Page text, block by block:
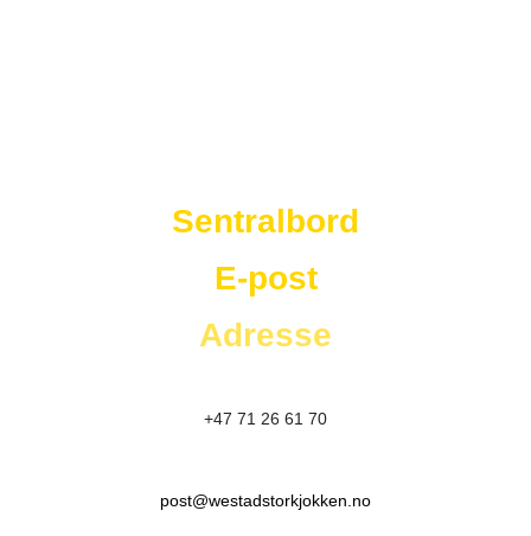
Sentralbord
E-post
Adresse
+47 71 26 61 70
post@westadstorkjokken.no